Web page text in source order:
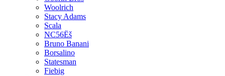
Woolrich
Stacy Adams
Scala
NC56Ëš
Bruno Banani
Borsalino
Statesman
Fiebig